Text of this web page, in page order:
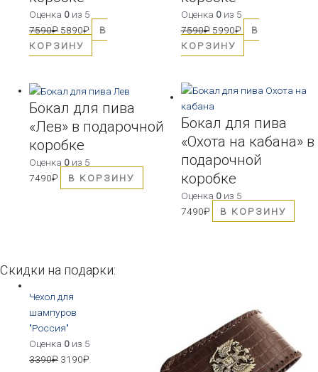
Оценка 0 из 5
7590₽ 5890₽
В
КОРЗИНУ
Оценка 0из 5
7590₽ 5990₽
В
КОРЗИНУ
Бокал для пива
«Лев» в подарочной
коробке
Оценка 0 из 5
7490₽ В КОРЗИНУ
Бокал для пива
«Охота на кабана» в
подарочной
коробке
Оценка 0из 5
7490₽ В КОРЗИНУ
Скидки на подарки:
Чехол для
шампуров
"Россия"
Оценка 0 из 5
3390₽ 3190₽